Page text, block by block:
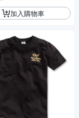
加入購物車